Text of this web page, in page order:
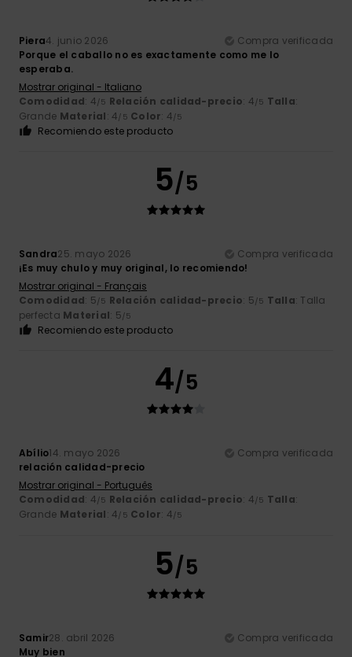
Piera4. junio 2026
Compra verificada
Porque el caballo no es exactamente como me lo
esperaba.
Mostrar original - Italiano
Comodidad: 4/5 Relación calidad-precio: 4/5 Talla:
Grande Material: 4/5 Color: 4/5
Recomiendo este producto
5/5
Sandra25. mayo 2026
Compra verificada
¡Es muy chulo y muy original, lo recomiendo!
Mostrar original - Français
Comodidad: 5/5 Relación calidad-precio: 5/5 Talla: Talla
perfecta Material: 5/5
Recomiendo este producto
4/5
Abílio14. mayo 2026
Compra verificada
relación calidad-precio
Mostrar original - Português
Comodidad: 4/5 Relación calidad-precio: 4/5 Talla:
Grande Material: 4/5 Color: 4/5
5/5
Samir28. abril 2026
Compra verificada
Muy bien